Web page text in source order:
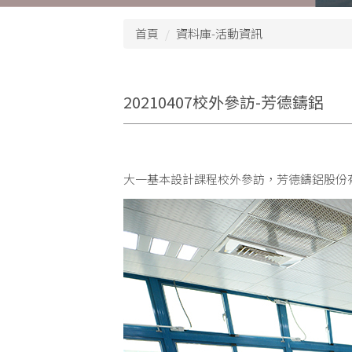
首頁 資料庫-活動資訊
20210407校外參訪-芳德鑄鋁
大一基本設計課程校外參訪，芳德鑄鋁股份